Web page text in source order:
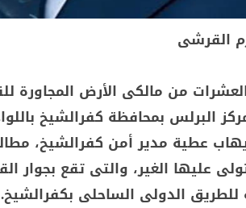
القرشى
من مالكى الأرض المجاورة
البرلس بمحافظة كفرالشيخ
عطية مدير أمن كفرالشيخ،
عليها الغير، والتى تقع بجوار
للطريق الدولى الساحلى بكفرالشيخ.